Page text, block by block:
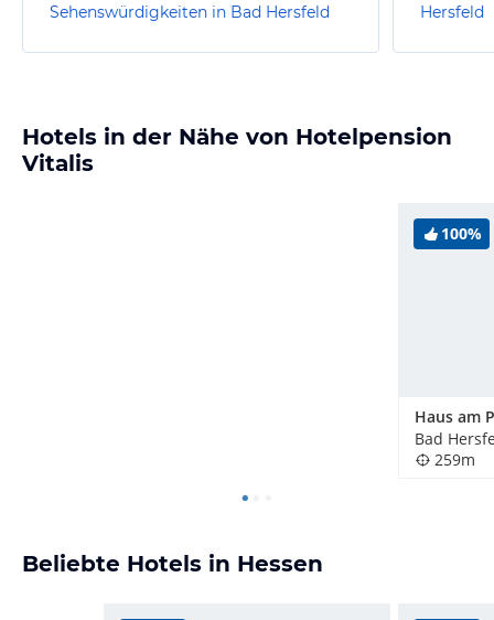
Sehenswürdigkeiten in Bad Hersfeld
Hersfeld
Hotels in der Nähe von Hotelpension
Vitalis
100%
Haus am
Bad
259m
Beliebte Hotels in Hessen